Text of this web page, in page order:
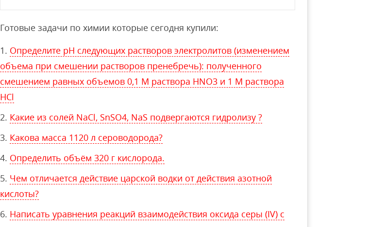
Готовые задачи по химии которые сегодня купили:
Определите pH следующих растворов электролитов (изменением
объема при смешении растворов пренебречь): полученного
смешением равных объемов 0,1 М раствора HNO3 и 1 М раствора
HCl
Какие из солей NaCl, SnSO4, NaS подвергаются гидролизу ?
Какова масса 1120 л сероводорода?
Определить объём 320 г кислорода.
Чем отличается действие царской водки от действия азотной
кислоты?
Написать уравнения реакций взаимодействия оксида серы (IV) с